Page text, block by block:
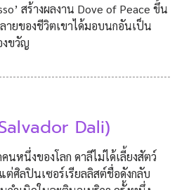
สร้างผลงาน Dove of Peace ขึ้น
ยของชีวิตเขาได้มอบนกอันเป็น
งขวัญ
Dali)
หนึ่งของโลก ดาลีไม่ได้เลี้ยงสัตว์
ศิลปินเซอร์เรียลลิสต์ชื่อดังกลับ